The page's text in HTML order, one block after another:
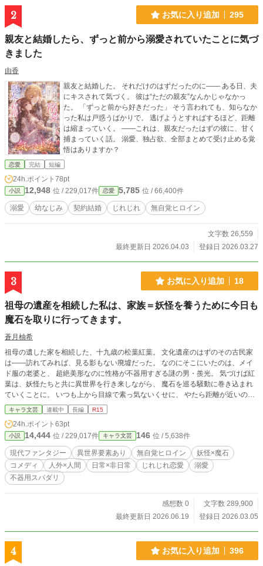
2 お気に入り追加 295
親友と結婚したら、ずっと前から溺愛されていたことに気づ
きました
由香
親友と結婚した。 それだけのはずだったのに―― ある日、夫
にキスされて気づく。 彼は“ただの親友”なんかじゃなかっ
た。 「ずっと前から好きだった」 そう言われても、知らなか
った私は戸惑うばかりで。 逃げようとすればするほど、距離
は縮まっていく。 ――これは、親友だったはずの彼に、甘く
捕まっていく話。 溺愛、独占欲、全部まとめて受け止める覚
悟はありますか？
恋愛 完結 短編
24h.ポイント 78pt
小説 12,948 位 / 229,017件 恋愛 5,785 位 / 66,400件
溺愛 幼なじみ 契約結婚 じれじれ 無自覚ヒロイン
文字数 26,559
最終更新日 2026.04.03
登録日 2026.03.27
3 お気に入り追加 18
祖母の遺産を相続した私は、家族＝妖怪を養うために今日も
魔石を取りに行ってきます。
蒼月柚希
祖母の遺した家を相続した、十九歳の松葉紅葉。 文化遺産のはずのその古民家
は――訪れてみれば、見る影もない廃墟だった。 なのにそこにいたのは、メイ
ド服の老婆と、 超絶美形なのに性格が不器用すぎる謎の男・羨光。 気づけば紅
葉は、妖怪たちと共に異世界を行き来しながら、 魔石を巡る騒動に巻き込まれ
ていくことに。 いつも上から目線で素っ気ないくせに、 やたら距離が近いのは
何で？ 無自覚ヒロイン×不器用スパダリのじれったい関係と、 個性豊かな妖怪
たちが織りなす―― 妖怪×異世界×じれ恋コメディファンタジー。
キャラ文芸 連載中 長編 R15
24h.ポイント 63pt
小説 14,444 位 / 229,017件 キャラ文芸 146 位 / 5,638件
現代ファンタジー 異世界要素あり 無自覚ヒロイン
妖怪×魔石
コメディ
人外×人間 日常×非日常 じれじれ恋愛
溺愛
不器用スパダリ
感想数 0
文字数 289,900
最終更新日 2026.06.19
登録日 2026.03.05
4 お気に入り追加 396